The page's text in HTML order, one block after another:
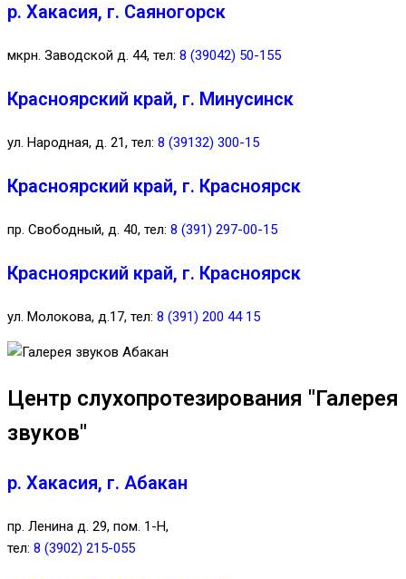
р. Хакасия, г. Саяногорск
мкрн. Заводской д. 44, тел: 8 (39042) 50-155
Красноярский край, г. Минусинск
ул. Народная, д. 21, тел: 8 (39132) 300-15
Красноярский край, г. Красноярск
пр. Свободный, д. 40, тел: 8 (391) 297-00-15
Красноярский край, г. Красноярск
ул. Молокова, д.17, тел: 8 (391) 200 44 15
Центр слухопротезирования "Галерея
звуков"
р. Хакасия, г. Абакан
пр. Ленина д. 29, пом. 1-Н,
тел: 8 (3902) 215-055